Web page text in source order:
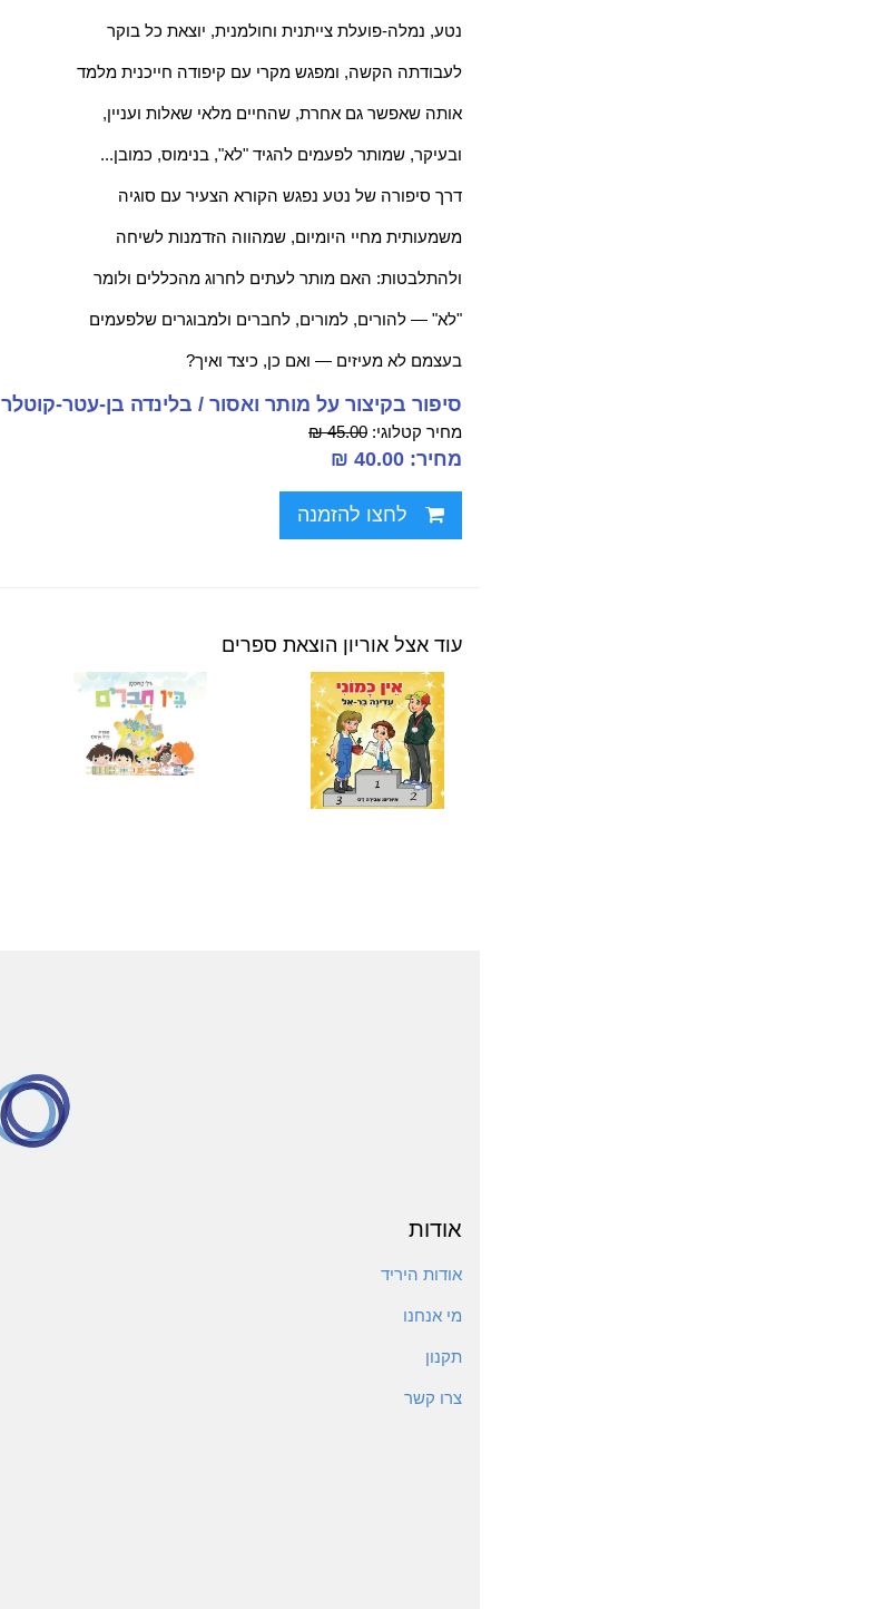
נטע, נמלה-פועלת צייתנית וחולמנית, יוצאת כל בוקר
לעבודתה הקשה, ומפגש מקרי עם קיפודה חייכנית מלמד
אותה שאפשר גם אחרת, שהחיים מלאי שאלות ועניין,
ובעיקר, שמותר לפעמים להגיד "לא", בנימוס, כמובן...
דרך סיפורה של נטע נפגש הקורא הצעיר עם סוגיה
משמעותית מחיי היומיום, שמהווה הזדמנות לשיחה
ולהתלבטות: האם מותר לעתים לחרוג מהכללים ולומר
"לא" — להורים, למורים, לחברים ולמבוגרים שלפעמים
בעצמם לא מעיזים — ואם כן, כיצד ואיך?
סיפור בקיצור על מותר ואסור / בלינדה בן-עטר-קוטלר
מחיר קטלוגי: 45.00 ₪
מחיר: 40.00 ₪
לחצו להזמנה
עוד אצל אוריון הוצאת ספרים
אודות
אודות היריד
מי אנחנו
תקנון
צרו קשר